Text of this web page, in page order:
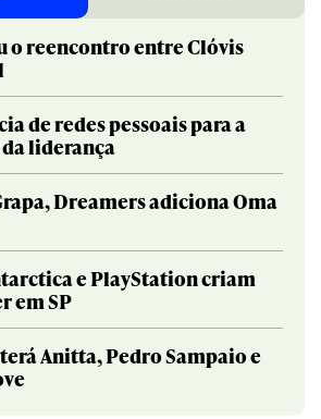
o reencontro entre Clóvis
de redes pessoais para a
liderança
Dreamers adiciona Oma
e PlayStation criam
em SP
Anitta, Pedro Sampaio e